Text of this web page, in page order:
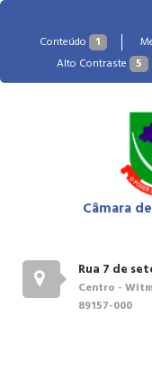
Conteúdo 1
Alto Contraste 5
Câmara
Rua 7 de
Centro -
89157-000